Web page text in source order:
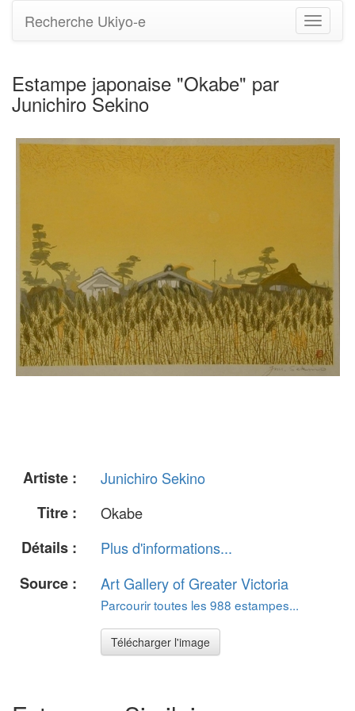
Basculer
la
Recherche Ukiyo-e
Estampe japonaise "Okabe" par
Junichiro Sekino
Artiste :
Junichiro Sekino
Titre :
Okabe
Détails :
Plus d'informations...
Source :
Art Gallery of Greater Victoria
Parcourir toutes les 988 estampes...
Télécharger l'image